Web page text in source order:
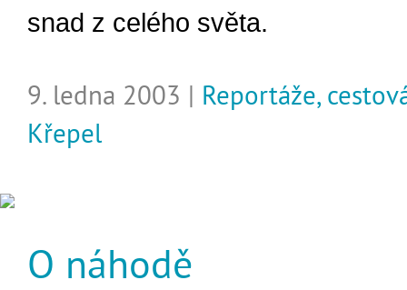
snad z celého světa.
9. ledna 2003 | Reportáže,
Křepel
O náhodě